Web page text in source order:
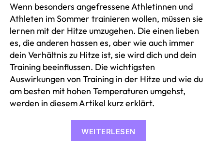
Wenn besonders angefressene Athletinnen und
Athleten im Sommer trainieren wollen, müssen sie
lernen mit der Hitze umzugehen. Die einen lieben
es, die anderen hassen es, aber wie auch immer
dein Verhältnis zu Hitze ist, sie wird dich und dein
Training beeinflussen. Die wichtigsten
Auswirkungen von Training in der Hitze und wie du
am besten mit hohen Temperaturen umgehst,
werden in diesem Artikel kurz erklärt.
WEITERLESEN